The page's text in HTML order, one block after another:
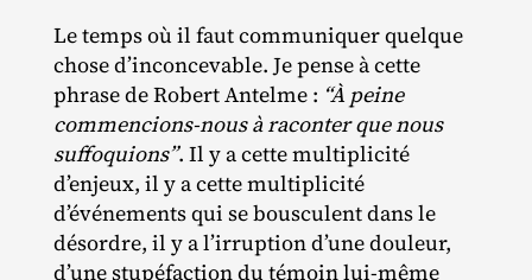
Le temps où il faut communiquer quelque
chose d’inconcevable. Je pense à cette
phrase de Robert Antelme : “À peine
commencions-nous à raconter que nous
suffoquions”. Il y a cette multiplicité
d’enjeux, il y a cette multiplicité
d’événements qui se bousculent dans le
désordre, il y a l’irruption d’une douleur,
d’une stupéfaction du témoin lui‐​même